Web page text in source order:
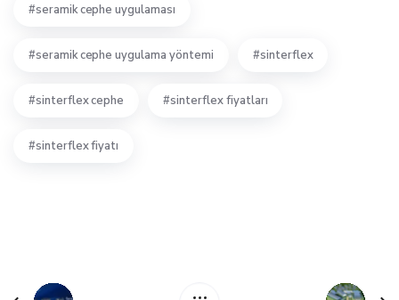
seramik cephe uygulaması
seramik cephe uygulama yöntemi sinterflex
sinterflex cephe sinterflex fiyatları
sinterflex fiyatı